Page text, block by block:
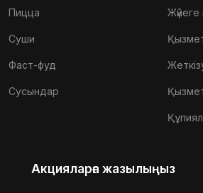
Пицца
Суши
Фаст-фуд
Сусындар
Жүйеге
Акцияларға жазылыңыз